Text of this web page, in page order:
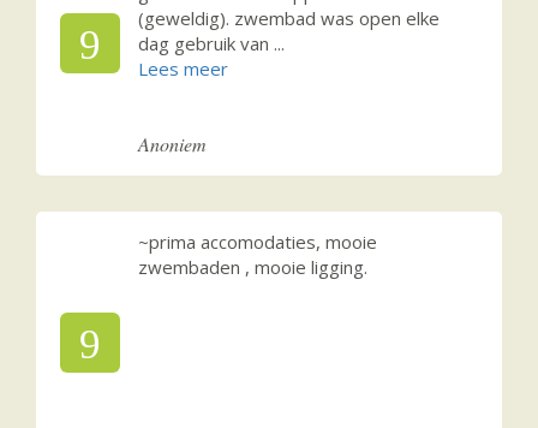
9
(geweldig). zwembad was open elke
dag gebruik van ...
Anoniem
9
~prima accomodaties, mooie
zwembaden , mooie ligging.